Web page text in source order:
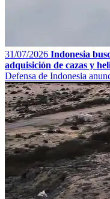
31/07/2026 Indonesia
adquisición de cazas y
Defensa de Indonesia